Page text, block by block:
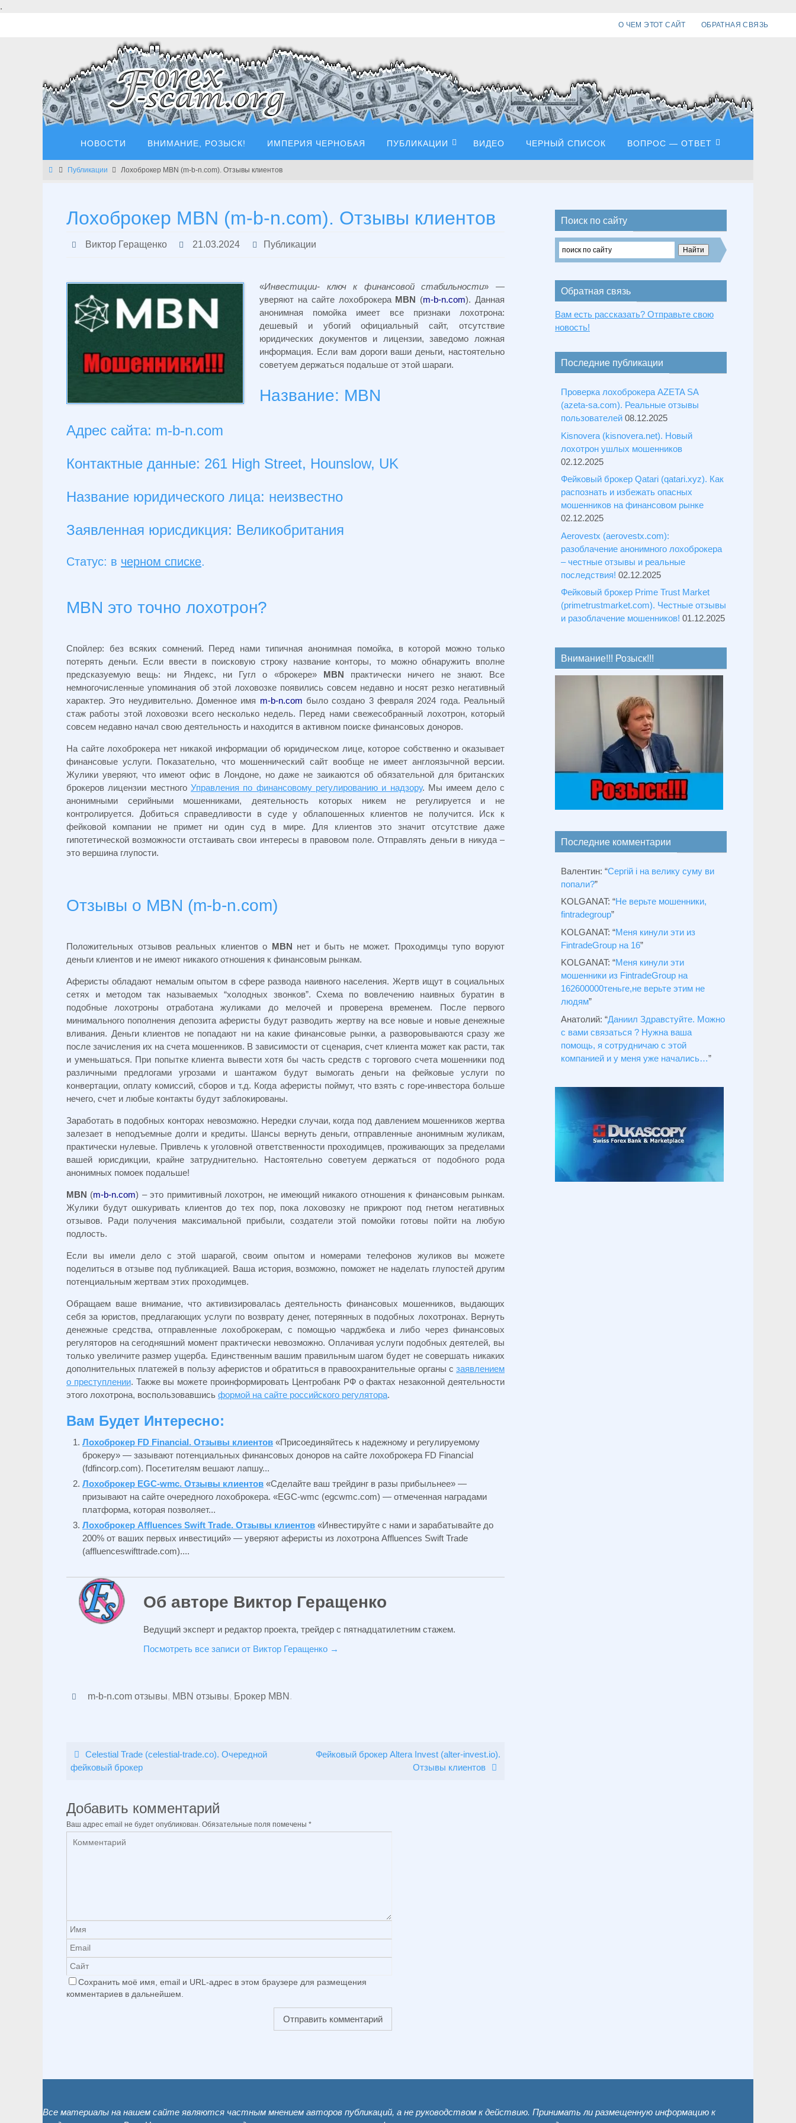
.
О ЧЕМ ЭТОТ САЙТ ОБРАТНАЯ СВЯЗЬ
НОВОСТИ ВНИМАНИЕ, РОЗЫСК! ИМПЕРИЯ ЧЕРНОБАЯ ПУБЛИКАЦИИ ВИДЕО ЧЕРНЫЙ СПИСОК ВОПРОС — ОТВЕТ
Главная
Публикации Лохоброкер MBN (m-b-n.com). Отзывы клиентов
Лохоброкер MBN (m-b-n.com). Отзывы клиентов
Виктор Геращенко 21.03.2024 Публикации
«Инвестиции- ключ к финансовой стабильности» —
уверяют на сайте лохоброкера MBN (m-b-n.com).Данная
анонимная помойка имеет все признаки лохотрона:
дешевый и убогий официальный сайт, отсутствие
юридических документов и лицензии, заведомо ложная
информация. Если вам дороги ваши деньги, настоятельно
советуем держаться подальше от этой шараги.
Название: MBN
Адрес сайта: m-b-n.com
Контактные данные: 261 High Street, Hounslow, UK
Название юридического лица: неизвестно
Заявленная юрисдикция: Великобритания
Статус: в черном списке.
MBN это точно лохотрон?
Спойлер: без всяких сомнений. Перед нами типичная анонимная помойка, в которой можно только
потерять деньги. Если ввести в поисковую строку название конторы, то можно обнаружить вполне
предсказуемую вещь: ни Яндекс, ни Гугл о «брокере» MBN практически ничего не знают. Все
немногочисленные упоминания об этой лоховозке появились совсем недавно и носят резко негативный
характер. Это неудивительно. Доменное имя m-b-n.com было создано 3 февраля 2024 года. Реальный
стаж работы этой лоховозки всего несколько недель. Перед нами свежесобранный лохотрон, который
совсем недавно начал свою деятельность и находится в активном поиске финансовых доноров.
На сайте лохоброкера нет никакой информации об юридическом лице, которое собственно и оказывает
финансовые услуги. Показательно, что мошеннический сайт вообще не имеет англоязычной версии.
Жулики уверяют, что имеют офис в Лондоне, но даже не заикаются об обязательной для британских
брокеров лицензии местного Управления по финансовому регулированию и надзору. Мы имеем дело с
анонимными серийными мошенниками, деятельность которых никем не регулируется и не
контролируется. Добиться справедливости в суде у облапошенных клиентов не получится. Иск к
фейковой компании не примет ни один суд в мире. Для клиентов это значит отсутствие даже
гипотетической возможности отстаивать свои интересы в правовом поле. Отправлять деньги в никуда –
это вершина глупости.
Отзывы о MBN (m-b-n.com)
Положительных отзывов реальных клиентов о MBN нет и быть не может. Проходимцы тупо воруют
деньги клиентов и не имеют никакого отношения к финансовым рынкам.
Аферисты обладают немалым опытом в сфере развода наивного населения. Жертв ищут в социальных
сетях и методом так называемых “холодных звонков”. Схема по вовлечению наивных буратин в
подобные лохотроны отработана жуликами до мелочей и проверена временем. После первого
минимального пополнения депозита аферисты будут разводить жертву на все новые и новые денежные
вливания. Деньги клиентов не попадают ни на какие финансовые рынки, а разворовываются сразу же
после зачисления их на счета мошенников. В зависимости от сценария, счет клиента может как расти, так
и уменьшаться. При попытке клиента вывести хотя бы часть средств с торгового счета мошенники под
различными предлогами угрозами и шантажом будут вымогать деньги на фейковые услуги по
конвертации, оплату комиссий, сборов и т.д. Когда аферисты поймут, что взять с горе-инвестора больше
нечего, счет и любые контакты будут заблокированы.
Заработать в подобных конторах невозможно. Нередки случаи, когда под давлением мошенников жертва
залезает в неподъемные долги и кредиты. Шансы вернуть деньги, отправленные анонимным жуликам,
практически нулевые. Привлечь к уголовной ответственности проходимцев, проживающих за пределами
вашей юрисдикции, крайне затруднительно. Настоятельно советуем держаться от подобного рода
анонимных помоек подальше!
MBN (m-b-n.com) – это примитивный лохотрон, не имеющий никакого отношения к финансовым рынкам.
Жулики будут ошкуривать клиентов до тех пор, пока лоховозку не прикроют под гнетом негативных
отзывов. Ради получения максимальной прибыли, создатели этой помойки готовы пойти на любую
подлость.
Если вы имели дело с этой шарагой, своим опытом и номерами телефонов жуликов вы можете
поделиться в отзыве под публикацией. Ваша история, возможно, поможет не наделать глупостей другим
потенциальным жертвам этих проходимцев.
Обращаем ваше внимание, что активизировалась деятельность финансовых мошенников, выдающих
себя за юристов, предлагающих услуги по возврату денег, потерянных в подобных лохотронах. Вернуть
денежные средства, отправленные лохоброкерам, с помощью чарджбека и либо через финансовых
регуляторов на сегодняшний момент практически невозможно. Оплачивая услуги подобных деятелей, вы
только увеличите размер ущерба. Единственным вашим правильным шагом будет не совершать никаких
дополнительных платежей в пользу аферистов и обратиться в правоохранительные органы с заявлением
о преступлении. Также вы можете проинформировать Центробанк РФ о фактах незаконной деятельности
этого лохотрона, воспользовавшись формой на сайте российского регулятора.
Вам Будет Интересно:
Лохоброкер FD Financial. Отзывы клиентов «Присоединяйтесь к надежному и регулируемому
брокеру» — зазывают потенциальных финансовых доноров на сайте лохоброкера FD Financial
(fdfincorp.com). Посетителям вешают лапшу...
Лохоброкер EGC-wmc. Отзывы клиентов «Сделайте ваш трейдинг в разы прибыльнее» —
призывают на сайте очередного лохоброкера. «EGC-wmc (egcwmc.com) — отмеченная наградами
платформа, которая позволяет...
Лохоброкер Affluences Swift Trade. Отзывы клиентов «Инвестируйте с нами и зарабатывайте до
200% от ваших первых инвестиций» — уверяют аферисты из лохотрона Affluences Swift Trade
(affluenceswifttrade.com)....
Об авторе Виктор Геращенко
Ведущий эксперт и редактор проекта, трейдер с пятнадцатилетним стажем.
Посмотреть все записи от Виктор Геращенко →
m-b-n.com отзывы, MBN отзывы, Брокер MBN .
Celestial Trade (celestial-trade.co). Очередной
фейковый брокер
Фейковый брокер Altera Invest (alter-invest.io).
Отзывы клиентов
Добавить комментарий
Ваш адрес email не будет опубликован. Обязательные поля помечены *
Сохранить моё имя, email и URL-адрес в этом браузере для размещения
комментариев в дальнейшем.
Поиск по сайту
Обратная связь
Вам есть рассказать? Отправьте свою
новость!
Последние публикации
Проверка лохоброкера AZETA SA
(azeta-sa.com). Реальные отзывы
пользователей 08.12.2025
Kisnovera (kisnovera.net). Новый
лохотрон ушлых мошенников
02.12.2025
Фейковый брокер Qatari (qatari.xyz). Как
распознать и избежать опасных
мошенников на финансовом рынке
02.12.2025
Aerovestx (aerovestx.com):
разоблачение анонимного лохоброкера
– честные отзывы и реальные
последствия! 02.12.2025
Фейковый брокер Prime Trust Market
(primetrustmarket.com). Честные отзывы
и разоблачение мошенников! 01.12.2025
Внимание!!! Розыск!!!
Последние комментарии
Валентин: “Сергій і на велику суму ви
попали?”
KOLGANAT: “Не верьте мошенники,
fintradegroup”
KOLGANAT: “Меня кинули эти из
FintradeGroup на 16”
KOLGANAT: “Меня кинули эти
мошенники из FintradeGroup на
162600000теньге,не верьте этим не
людям”
Анатолий: “Даниил Здравстуйте. Можно
с вами связаться ? Нужна ваша
помощь, я сотрудничаю с этой
компанией и у меня уже начались…”
Все материалы на нашем сайте являются частным мнением авторов публикаций, а не руководством к действию. Принимать ли размещенную информацию к